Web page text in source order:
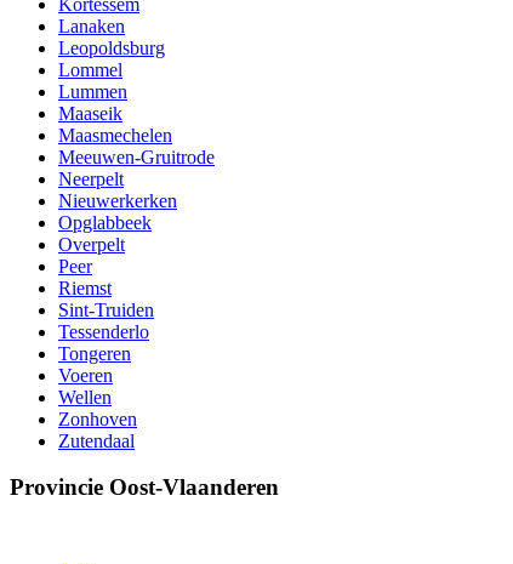
Lanaken
Leopoldsburg
Lommel
Lummen
Maaseik
Maasmechelen
Meeuwen-Gruitrode
Neerpelt
Nieuwerkerken
Opglabbeek
Overpelt
Peer
Riemst
Sint-Truiden
Tessenderlo
Tongeren
Voeren
Wellen
Zonhoven
Zutendaal
Provincie Oost-Vlaanderen